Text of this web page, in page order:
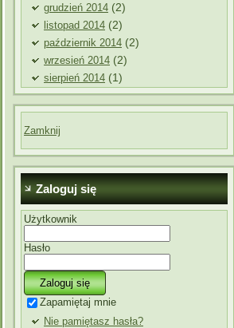
grudzień 2014 (2)
listopad 2014 (2)
październik 2014 (2)
wrzesień 2014 (2)
sierpień 2014 (1)
Zamknij
Zaloguj się
Użytkownik
Hasło
Zapamiętaj mnie
Nie pamiętasz hasła?